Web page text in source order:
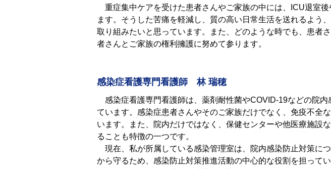
重症集中ケアを受けた患者さんやご家族の中には、ICU退室
ます。そうした苦痛を軽減し、質の高い日常生活を送れるよう
取り組みたいと思っています。また、どのような時でも、患者
者さんとご家族の権利擁護に努めて参ります。
感染症看護専門看護師 林 瑞穂
感染症看護専門看護師は、薬剤耐性菌やCOVID-19などの院内
ています。感染症患者さんやそのご家族だけでなく、免疫不全
います。また、院内だけではなく、保健センターや他医療施設
ることも特徴の一つです。
現在、私が所属している感染管理室は、院内感染防止対策に
から守るため、感染防止対策推進活動の中心的な役割を担って